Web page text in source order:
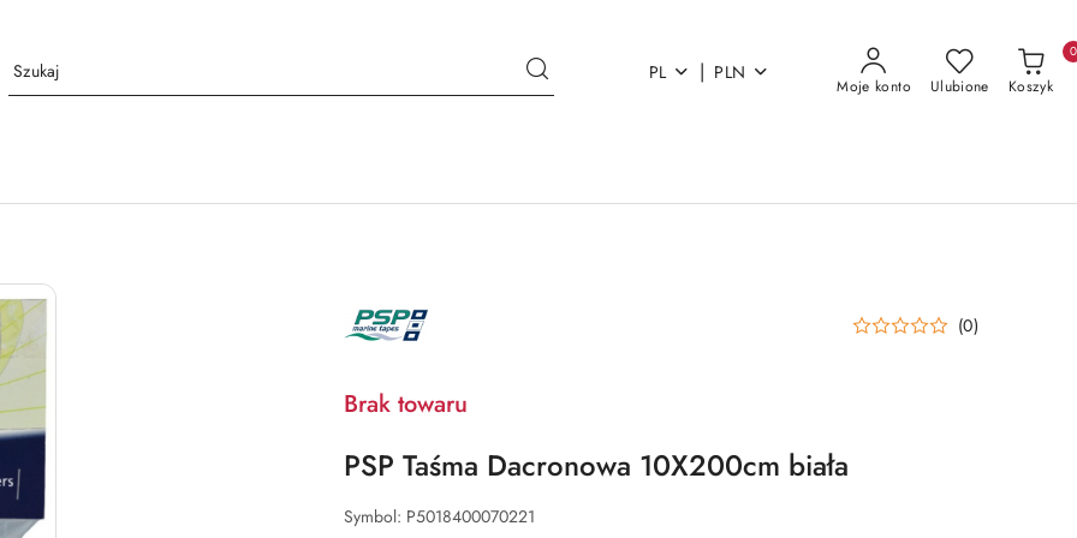
PL | PLN
Moje konto Ulubione Koszyk
0
PRODUCENTA:
PSP (0)
Brak towaru
PSP Taśma Dacronowa 10X200cm biała
Symbol: P5018400070221